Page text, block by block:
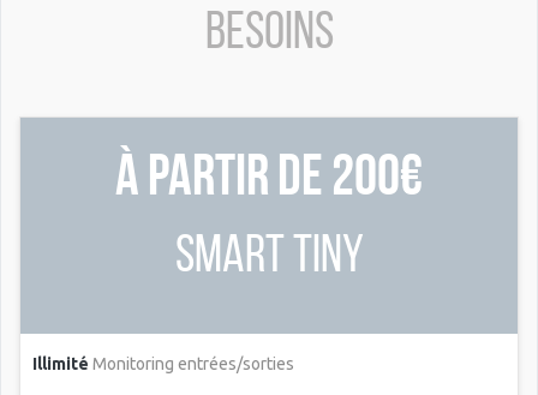
besoins
à partir de 200€
smart Tiny
Illimité Monitoring entrées/sorties